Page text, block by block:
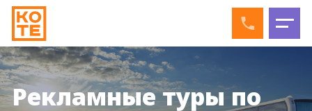
Рекламные туры по